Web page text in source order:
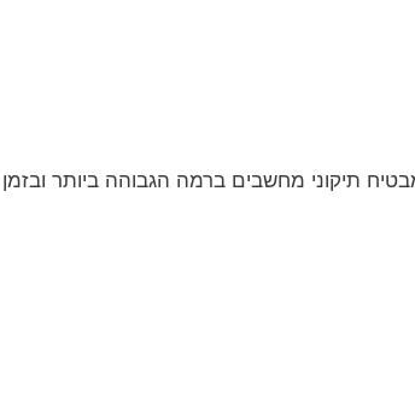
תיקוני מחשבים ברמה הגבוהה ביותר